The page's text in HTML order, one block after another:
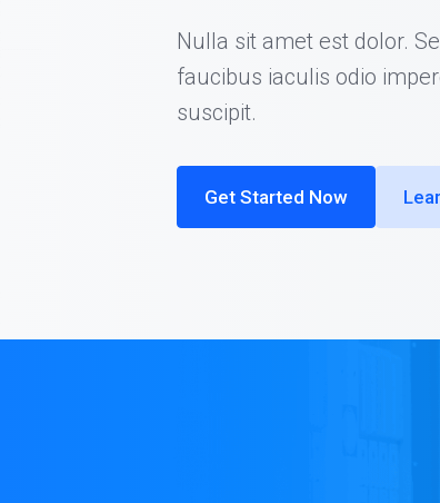
Nulla sit amet est dolor.
faucibus iaculis odio
suscipit.
Get Started Now